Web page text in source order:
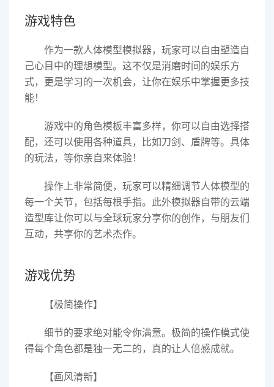
游戏特色
作为一款人体模型模拟器，玩家可以自由塑造自
己心目中的理想模型。这不仅是消磨时间的娱乐方
式，更是学习的一次机会，让你在娱乐中掌握更多技
能！
游戏中的角色模板丰富多样，你可以自由选择搭
配，还可以使用各种道具，比如刀剑、盾牌等。具体
的玩法，等你亲自来体验！
操作上非常简便，玩家可以精细调节人体模型的
每一个关节，包括每根手指。此外模拟器自带的云端
造型库让你可以与全球玩家分享你的创作，与朋友们
互动，共享你的艺术杰作。
游戏优势
【极简操作】
细节的要求绝对能令你满意。极简的操作模式使
得每个角色都是独一无二的，真的让人倍感成就。
【画风清新】